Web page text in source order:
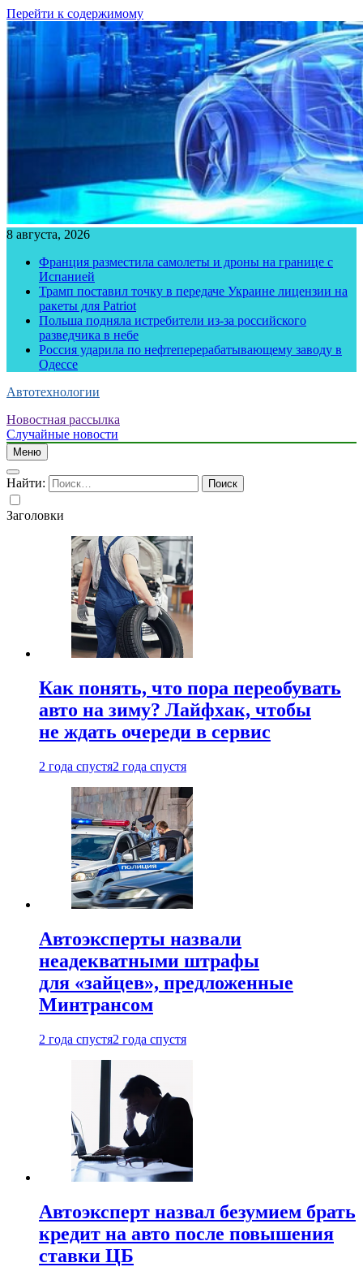
Перейти к содержимому
8 августа, 2026
Франция разместила самолеты и дроны на границе с
Испанией
Трамп поставил точку в передаче Украине лицензии на
ракеты для Patriot
Польша подняла истребители из-за российского
разведчика в небе
Россия ударила по нефтеперерабатывающему заводу в
Одессе
Автотехнологии
Новостная рассылка
Случайные новости
Меню
Найти:
Заголовки
Как понять, что пора переобувать
авто на зиму? Лайфхак, чтобы
не ждать очереди в сервис
2 года спустя2 года спустя
Автоэксперты назвали
неадекватными штрафы
для «зайцев», предложенные
Минтрансом
2 года спустя2 года спустя
Автоэксперт назвал безумием брать
кредит на авто после повышения
ставки ЦБ